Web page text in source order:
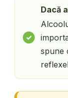
Dacă
spune